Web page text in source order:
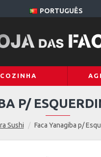
PORTUGUÊS
COZINHA
Sushi Faca Yanagiba p/
P/